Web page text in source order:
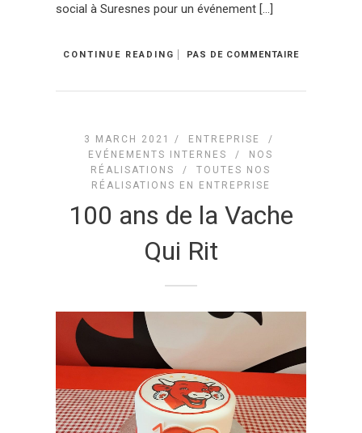
social à Suresnes pour un événement […]
CONTINUE READING PAS DE COMMENTAIRE
3 MARCH 2021 / ENTREPRISE
/
EVÉNEMENTS INTERNES
/ NOS
RÉALISATIONS
/TOUTES NOS
RÉALISATIONS EN ENTREPRISE
100 ans de la Vache
Qui Rit